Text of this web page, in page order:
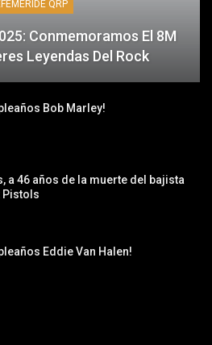
QRP
Conmemoramos El 8M
Leyendas Del Rock
Bob Marley!
a 46 años de la muerte del bajista
Pistols
Eddie Van Halen!